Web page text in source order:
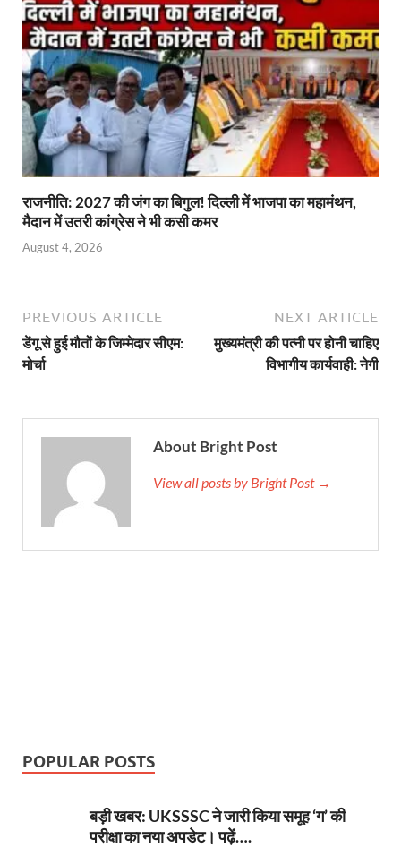
राजनीति: 2027 की जंग का बिगुल! दिल्ली में भाजपा का महामंथन,
मैदान में उतरी कांग्रेस ने भी कसी कमर
August 4, 2026
PREVIOUS ARTICLE
डेंगू से हुई मौतों के जिम्मेदार सीएम:
मोर्चा
NEXT ARTICLE
मुख्यमंत्री की पत्नी पर होनी चाहिए
विभागीय कार्यवाही: नेगी
About Bright Post
View all posts by Bright Post →
POPULAR POSTS
बड़ी खबर: UKSSSC ने जारी किया समूह ‘ग’ की
परीक्षा का नया अपडेट। पढ़ें….